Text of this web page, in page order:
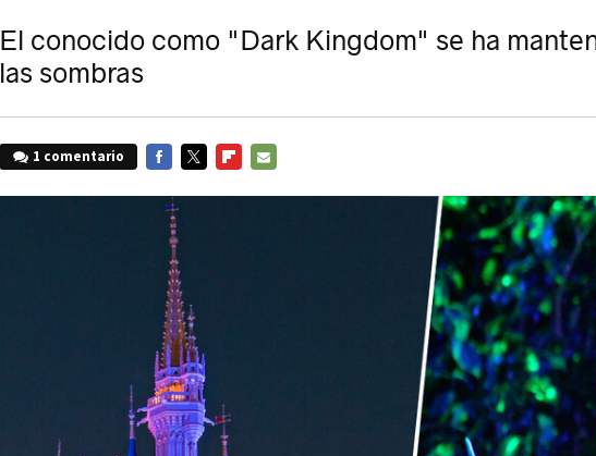
El conocido como "Dark Kingdom" se ha
las sombras
1 comentario